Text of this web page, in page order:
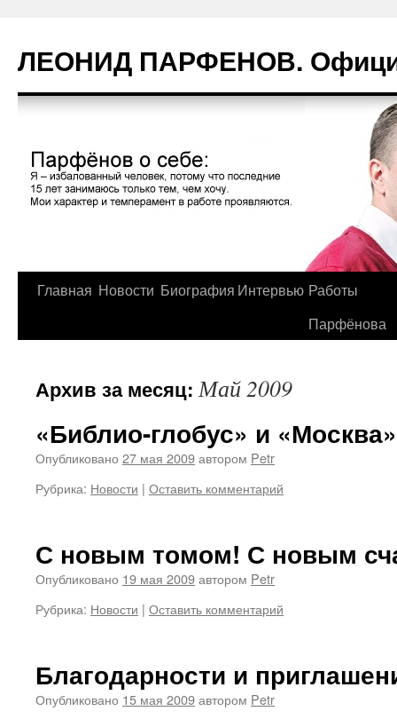
содержимому
ЛЕОНИД ПАРФЕНОВ.
Главная Новости Биография Интервью Работы
Парфёнова
Архив за месяц:Май 2009
«Библио-глобус» и
Опубликовано 27 мая 2009автором Petr
Рубрика: Новости | Оставить комментарий
С новым томом! С новым
Опубликовано 19 мая 2009автором Petr
Рубрика: Новости | Оставить комментарий
Благодарности и
Опубликовано 15 мая 2009автором Petr